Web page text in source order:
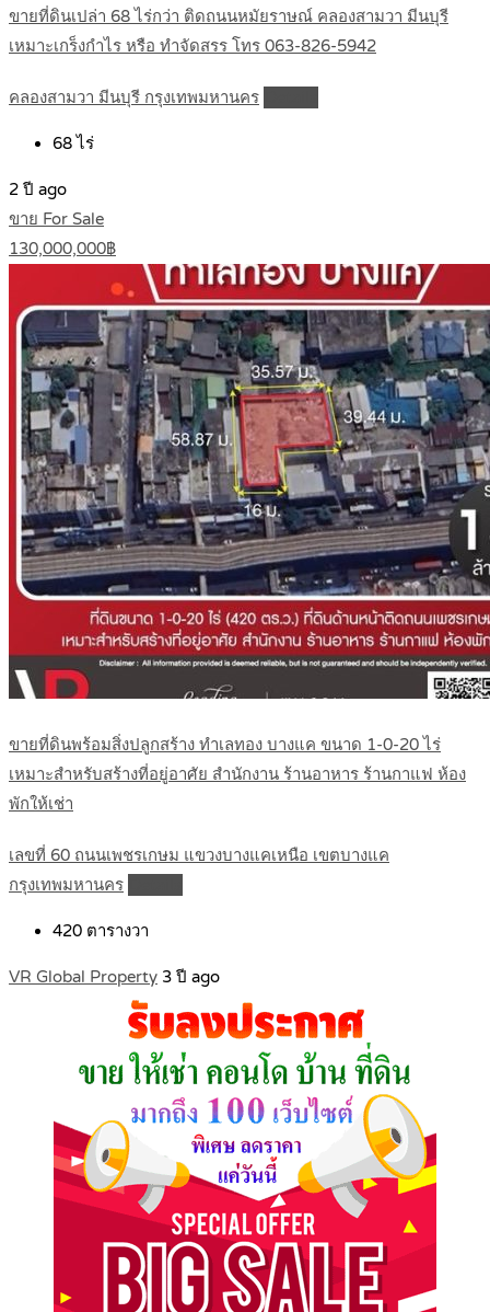
ขายที่ดินเปล่า 68 ไร่กว่า ติดถนนหมัยราษณ์ คลองสามวา มีนบุรี
เหมาะเกร็งกำไร หรือ ทำจัดสรร โทร 063-826-5942
คลองสามวา มีนบุรี กรุงเทพมหานคร
68ไร่
2 ปี ago
ขาย For Sale
130,000,000฿
ขายที่ดินพร้อมสิ่งปลูกสร้าง ทำเลทอง บางแค ขนาด 1-0-20 ไร่
เหมาะสำหรับสร้างที่อยู่อาศัย สำนักงาน ร้านอาหาร ร้านกาแฟ ห้อง
พักให้เช่า
เลขที่ 60 ถนนเพชรเกษม แขวงบางแคเหนือ เขตบางแค
กรุงเทพมหานคร
420 ตารางวา
VR Global Property 3 ปี ago